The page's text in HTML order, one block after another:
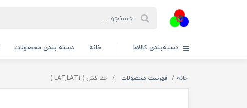
دسته‌بندی کالاها خانه دسته بندی محصولات
خانه فهرست محصولات خط کش ( LAT,LAT1 )